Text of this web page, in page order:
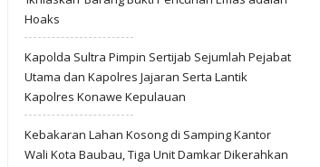
Hoaks
Kapolda Sultra Pimpin Sertijab Sejumlah Pejabat
Utama dan Kapolres Jajaran Serta Lantik
Kapolres Konawe Kepulauan
Kebakaran Lahan Kosong di Samping Kantor
Wali Kota Baubau, Tiga Unit Damkar Dikerahkan